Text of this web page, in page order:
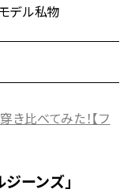
デル私物
き比べてみた！【フ
ーンズ」